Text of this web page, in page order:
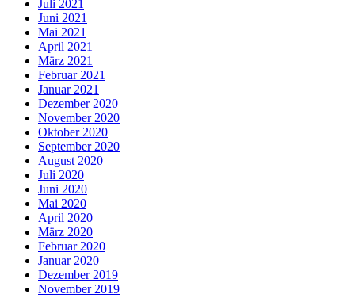
Juli 2021
Juni 2021
Mai 2021
April 2021
März 2021
Februar 2021
Januar 2021
Dezember 2020
November 2020
Oktober 2020
September 2020
August 2020
Juli 2020
Juni 2020
Mai 2020
April 2020
März 2020
Februar 2020
Januar 2020
Dezember 2019
November 2019